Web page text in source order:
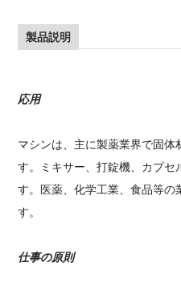
製品説明
応用
マシンは、主に製薬業界で固体
す。ミキサー、打錠機、カプセ
す。医薬、化学工業、食品等の
す。
仕事の原則